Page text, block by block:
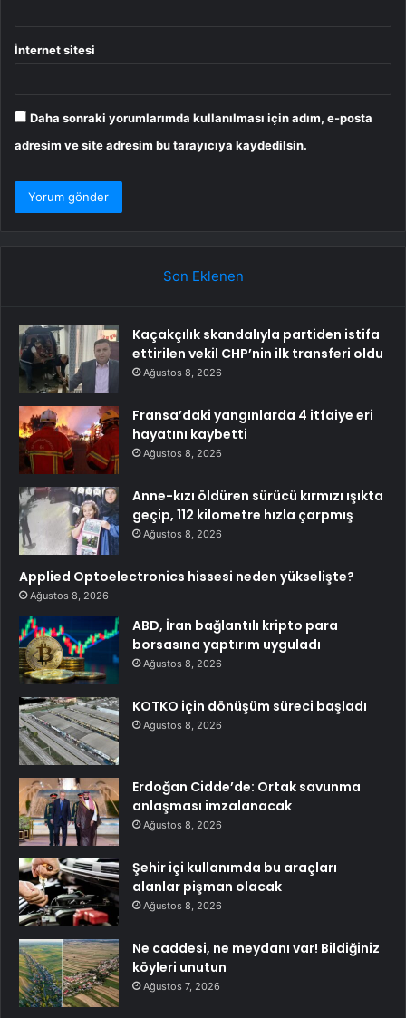
İnternet sitesi
Daha sonraki yorumlarımda kullanılması için adım, e-posta
adresim ve site adresim bu tarayıcıya kaydedilsin.
Son Eklenen
Kaçakçılık skandalıyla partiden istifa
ettirilen vekil CHP’nin ilk transferi oldu
Ağustos 8, 2026
Fransa’daki yangınlarda 4 itfaiye eri
hayatını kaybetti
Ağustos 8, 2026
Anne-kızı öldüren sürücü kırmızı ışıkta
geçip, 112 kilometre hızla çarpmış
Ağustos 8, 2026
Applied Optoelectronics hissesi neden yükselişte?
Ağustos 8, 2026
ABD, İran bağlantılı kripto para
borsasına yaptırım uyguladı
Ağustos 8, 2026
KOTKO için dönüşüm süreci başladı
Ağustos 8, 2026
Erdoğan Cidde’de: Ortak savunma
anlaşması imzalanacak
Ağustos 8, 2026
Şehir içi kullanımda bu araçları
alanlar pişman olacak
Ağustos 8, 2026
Ne caddesi, ne meydanı var! Bildiğiniz
köyleri unutun
Ağustos 7, 2026